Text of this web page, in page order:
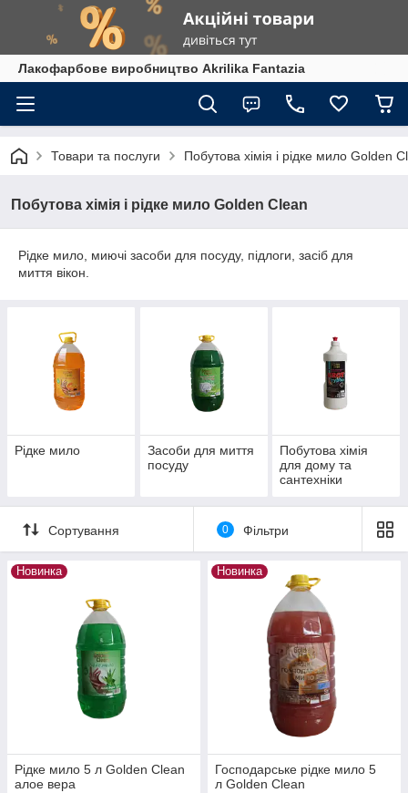
Лакофарбове виробництво Akrilika Fantazia
Товари та послуги Побутова хімія і рідке мило Golden
Побутова хімія і рідке мило Golden Clean
Рідке мило, миючі засоби для посуду, підлоги, засіб для
миття вікон.
Рідке мило
Засоби для миття
посуду
Побутова хімія
для дому та
сантехніки
Сортування 0 Фільтри
Новинка
Рідке мило 5 л Golden Clean
алое вера
Новинка
Господарське рідке мило 5
л Golden Clean